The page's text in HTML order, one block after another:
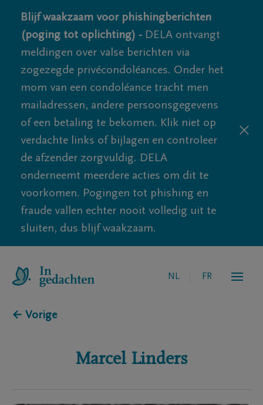
Blijf waakzaam voor phishingberichten
(poging tot oplichting) - DELA ontvangt
meldingen over valse berichten via
zogezegde privécondoléances. Onder het
mom van een condoléance tracht men
mailadressen, andere persoonsgegevens
of een betaling te bekomen. Klik niet op
verdachte links of bijlagen en controleer
de afzender zorgvuldig. DELA
onderneemt meerdere acties om dit te
voorkomen. Pogingen tot phishing en
fraude vallen echter nooit volledig uit te
sluiten, dus blijf waakzaam.
NL FR
← Vorige
Marcel Linders